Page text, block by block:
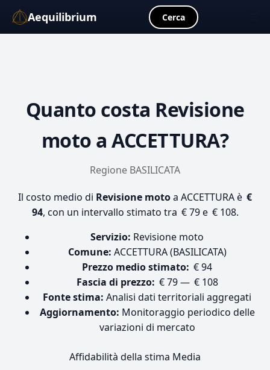
Aequilibrium Cerca
Quanto costa Revisione
moto a ACCETTURA?
Regione BASILICATA
Il costo medio di Revisione motoa ACCETTURA è €
94, con un intervallo stimato tra € 79 e € 108.
Servizio: Revisione moto
Comune: ACCETTURA (BASILICATA)
Prezzo medio stimato: € 94
Fascia di prezzo: € 79 — € 108
Fonte stima: Analisi dati territoriali aggregati
Aggiornamento: Monitoraggio periodico delle
variazioni di mercato
Affidabilità della stima Media